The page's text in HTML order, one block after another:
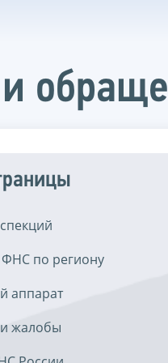
по региону
аппарат
жалобы